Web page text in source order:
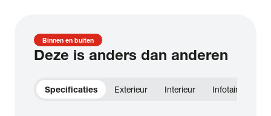
Binnen en buiten
Deze is anders dan anderen
Specificaties Exterieur Interieur Infotainment